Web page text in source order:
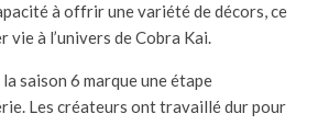
à offrir une variété de décors, ce
vie à l’univers de Cobra Kai.
saison 6 marque une étape
Les créateurs ont travaillé dur pour